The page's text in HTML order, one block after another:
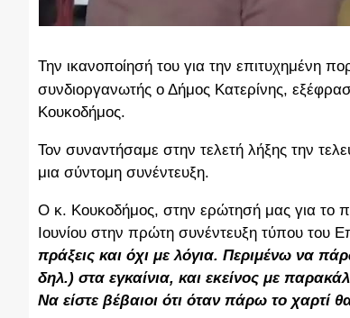
Την ικανοποίησή του για την επιτυχημένη
συνδιοργανωτής ο Δήμος Κατερίνης,
Κουκοδήμος.
Τον συναντήσαμε στην τελετή λήξης την
μια σύντομη συνέντευξη.
Ο κ. Κουκοδήμος, στην ερώτησή μας για το
Ιουνίου στην πρώτη συνέντευξη τύπου του
πράξεις και όχι με λόγια. Περιμένω να
δηλ.) στα εγκαίνια, και εκείνος με
Να είστε βέβαιοι ότι όταν πάρω το χαρτί